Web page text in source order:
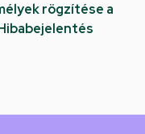
rögzítése a